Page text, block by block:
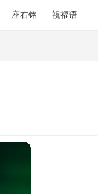
座右铭 祝福语